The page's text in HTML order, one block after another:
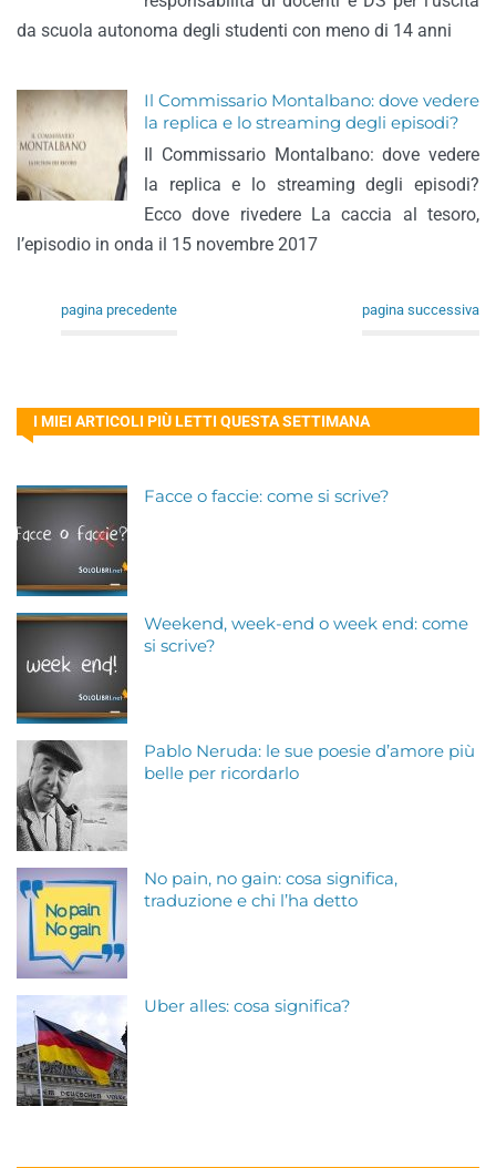
da scuola autonoma degli studenti con meno di 14 anni
Il Commissario Montalbano: dove vedere
la replica e lo streaming degli episodi?
Il Commissario Montalbano: dove vedere
la replica e lo streaming degli episodi?
Ecco dove rivedere La caccia al tesoro,
l’episodio in onda il 15 novembre 2017
pagina precedente pagina successiva
I MIEI ARTICOLI PIÙ LETTI QUESTA SETTIMANA
Facce o faccie: come si scrive?
Weekend, week-end o week end: come
si scrive?
Pablo Neruda: le sue poesie d’amore più
belle per ricordarlo
No pain, no gain: cosa significa,
traduzione e chi l’ha detto
Uber alles: cosa significa?